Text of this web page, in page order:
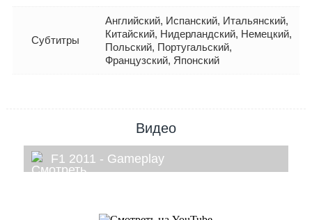
Субтитры
Английский, Испанский, Итальянский,
Китайский, Нидерландский, Немецкий,
Польский, Португальский,
Французский, Японский
Видео
F1 2011 - Gameplay